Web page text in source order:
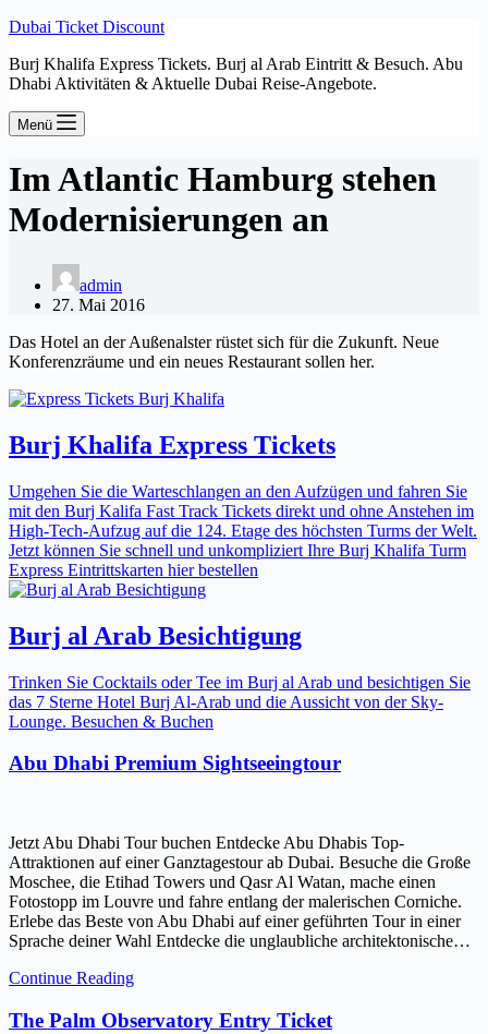
Dubai Ticket Discount
Burj Khalifa Express Tickets. Burj al Arab Eintritt & Besuch. Abu
Dhabi Aktivitäten & Aktuelle Dubai Reise-Angebote.
Menü
Im Atlantic Hamburg stehen
Modernisierungen an
admin
27. Mai 2016
Das Hotel an der Außenalster rüstet sich für die Zukunft. Neue
Konferenzräume und ein neues Restaurant sollen her.
Burj Khalifa Express Tickets
Umgehen Sie die Warteschlangen an den Aufzügen und fahren Sie
mit den Burj Kalifa Fast Track Tickets direkt und ohne Anstehen im
High-Tech-Aufzug auf die 124. Etage des höchsten Turms der Welt.
Jetzt können Sie schnell und unkompliziert Ihre Burj Khalifa Turm
Express Eintrittskarten hier bestellen
Burj al Arab Besichtigung
Trinken Sie Cocktails oder Tee im Burj al Arab und besichtigen Sie
das 7 Sterne Hotel Burj Al-Arab und die Aussicht von der Sky-
Lounge. Besuchen & Buchen
Abu Dhabi Premium Sightseeingtour
Jetzt Abu Dhabi Tour buchen Entdecke Abu Dhabis Top-
Attraktionen auf einer Ganztagestour ab Dubai. Besuche die Große
Moschee, die Etihad Towers und Qasr Al Watan, mache einen
Fotostopp im Louvre und fahre entlang der malerischen Corniche.
Erlebe das Beste von Abu Dhabi auf einer geführten Tour in einer
Sprache deiner Wahl Entdecke die unglaubliche architektonische…
Continue Reading
The Palm Observatory Entry Ticket